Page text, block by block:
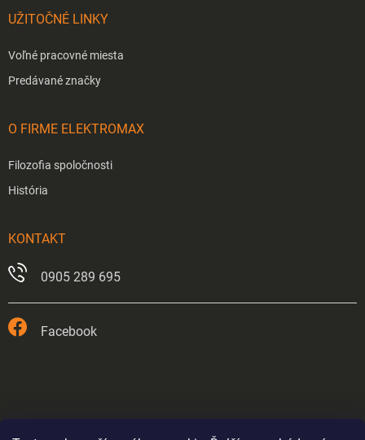
UŽITOČNÉ LINKY
Voľné pracovné miesta
Predávané značky
O FIRME ELEKTROMAX
Filozofia spoločnosti
História
KONTAKT
0905 289 695
Facebook